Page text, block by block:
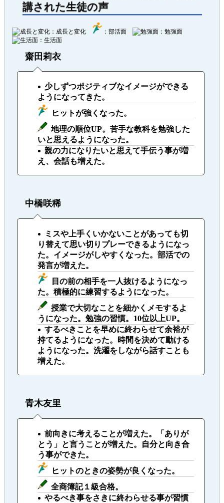
講された生徒の声
：成長と変化 ：部活面
：勉強面
：生活面
齋田莉衣
少しずつポジティブなイメージができる
ようになってきた。
ヒットが強くなった。
地理の順位UP。苦手な教科を勉強した
いと思えるようになった。
親の力になりたいと思えて手伝う事が増
え、会話も増えた。
中橋咲稀
ミスや上手くいかないことがあっても切
り替えて思い切りプレーできるようになっ
た。イメージがしやすくなった。部活での
発言が増えた。
目の前の相手を一人抜けるようになっ
た。積極的に練習するようになった。
授業で大切なことを細かくメモするよ
うになった。勉強の習慣。10位以上UP。
するべきことを早めに終わらせて余裕が
持てるようになった。時間を決めて動ける
ようになった。洗濯をしながら話すことも
増えた。
青木友里
前向きに考えることが増えた。「ありが
とう」と言うことが増えた。自分と向き合
う事ができた。
ヒットのときの姿勢が良くなった。
全商簿記１級合格。
やるべき事をさきに終わらせる事が習慣